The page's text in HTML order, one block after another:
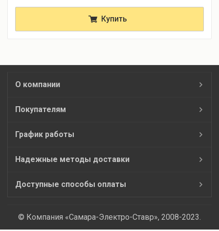
Купить
О компании
Покупателям
График работы
Надежные методы доставки
Доступные способы оплаты
© Компания «Самара-Электро-Ставр», 2008-2023.